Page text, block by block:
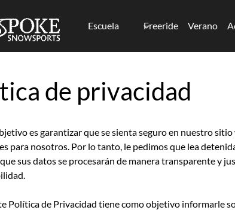
Escuela Freeride Verano
de privacidad
es garantizar que se sienta seguro en nuestro
para nosotros. Por lo tanto, le pedimos que lea
sus datos se procesarán de manera transparente y
Política de Privacidad tiene como objetivo informarle